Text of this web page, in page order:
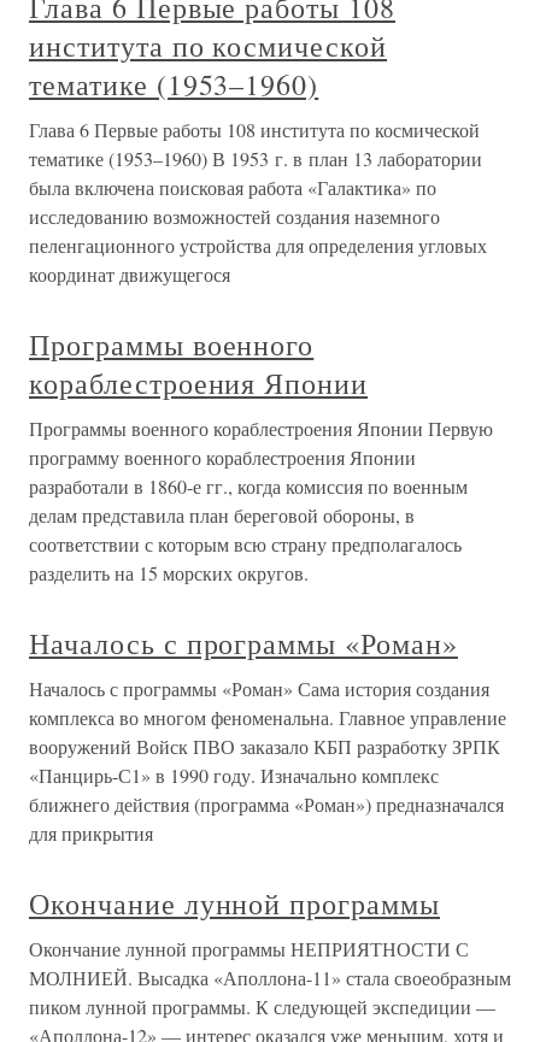
института по космической
тематике (1953–1960)
Глава 6 Первые работы 108 института по космической
тематике (1953–1960) В 1953 г. в план 13 лаборатории
была включена поисковая работа «Галактика» по
исследованию возможностей создания наземного
пеленгационного устройства для определения угловых
координат движущегося
Программы военного
кораблестроения Японии
Программы военного кораблестроения Японии Первую
программу военного кораблестроения Японии
разработали в 1860-е гг., когда комиссия по во­енным
делам представила план береговой обороны, в
соответствии с которым всю страну предполагалось
разделить на 15 морских округов.
Началось с программы «Роман»
Началось с программы «Роман» Сама история создания
комплекса во многом феноменальна. Главное управление
вооружений Войск ПВО заказало КБП разработку ЗРПК
«Панцирь-С1» в 1990 году. Изначально комплекс
ближнего действия (программа «Роман») предназначался
для прикрытия
Окончание лунной программы
Окончание лунной программы НЕПРИЯТНОСТИ С
МОЛНИЕЙ. Высадка «Аполлона-11» стала своеобразным
пиком лунной программы. К следующей экспедиции —
«Аполлона-12» — интерес оказался уже меньшим, хотя и